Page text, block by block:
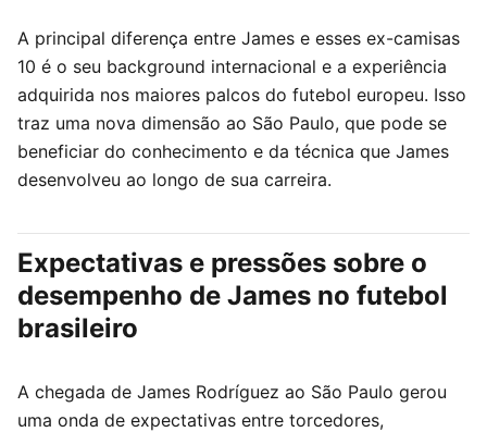
A principal diferença entre James e esses ex-camisas
10 é o seu background internacional e a experiência
adquirida nos maiores palcos do futebol europeu. Isso
traz uma nova dimensão ao São Paulo, que pode se
beneficiar do conhecimento e da técnica que James
desenvolveu ao longo de sua carreira.
Expectativas e pressões sobre o
desempenho de James no futebol
brasileiro
A chegada de James Rodríguez ao São Paulo gerou
uma onda de expectativas entre torcedores,